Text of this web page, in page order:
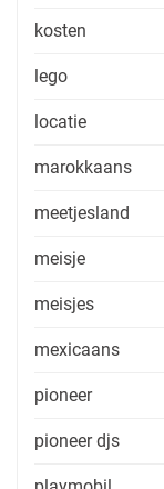
kosten
lego
locatie
marokkaans
meetjesland
meisje
meisjes
mexicaans
pioneer
pioneer djs